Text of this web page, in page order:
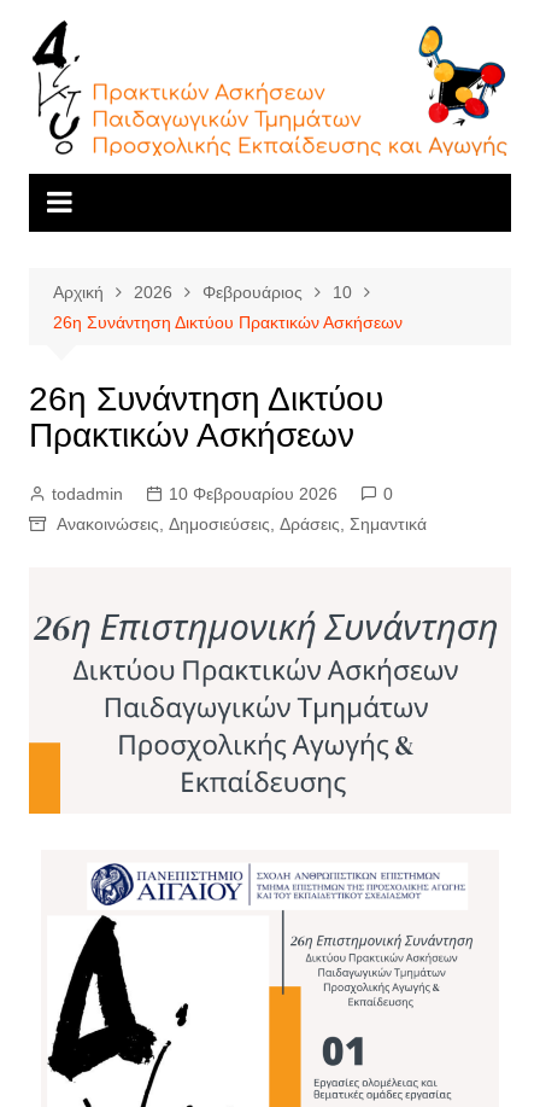
Αρχική 2026 Φεβρουάριος
10
26η Συνάντηση Δικτύου Πρακτικών Ασκήσεων
26η Συνάντηση Δικτύου
Πρακτικών Ασκήσεων
todadmin 10 Φεβρουαρίου 2026
0
Ανακοινώσεις Δημοσιεύσεις Δράσεις Σημαντικά